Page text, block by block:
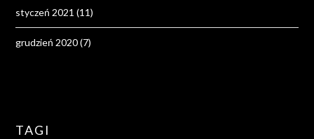
styczeń 2021 (11)
grudzień 2020(7)
TAGI